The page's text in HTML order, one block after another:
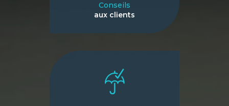
Conseils
aux clients